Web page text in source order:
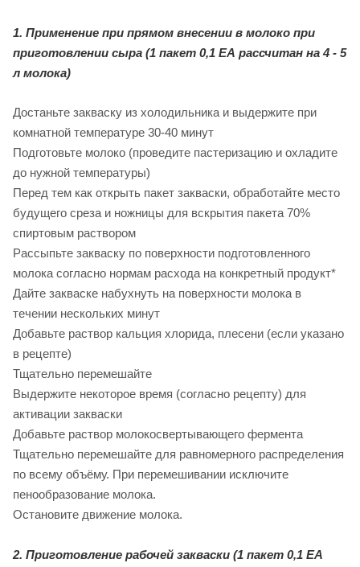
1. Применение при прямом внесении в молоко при
приготовлении сыра (1 пакет 0,1 ЕА рассчитан на 4 - 5
л молока)
Достаньте закваску из холодильника и выдержите при
комнатной температуре 30-40 минут
Подготовьте молоко (проведите пастеризацию и охладите
до нужной температуры)
Перед тем как открыть пакет закваски, обработайте место
будущего среза и ножницы для вскрытия пакета 70%
спиртовым раствором
Рассыпьте закваску по поверхности подготовленного
молока согласно нормам расхода на конкретный продукт*
Дайте закваске набухнуть на поверхности молока в
течении нескольких минут
Добавьте раствор кальция хлорида, плесени (если указано
в рецепте)
Тщательно перемешайте
Выдержите некоторое время (согласно рецепту) для
активации закваски
Добавьте раствор молокосвертывающего фермента
Тщательно перемешайте для равномерного распределения
по всему объёму. При перемешивании исключите
пенообразование молока.
Остановите движение молока.
2. Приготовление рабочей закваски (1 пакет 0,1 ЕА